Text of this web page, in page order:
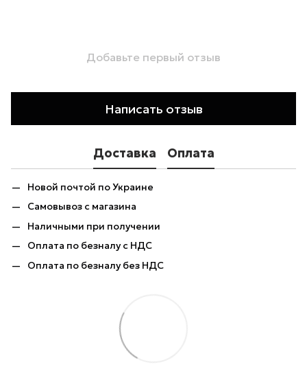
Добавьте первый отзыв
Написать отзыв
Доставка Оплата
Новой почтой по Украине
Самовывоз с магазина
Наличными при получении
Оплата по безналу с НДС
Оплата по безналу без НДС